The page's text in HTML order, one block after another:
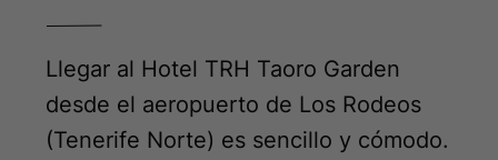
Llegar al Hotel TRH Taoro Garden
desde el aeropuerto de Los Rodeos
(Tenerife Norte) es sencillo y cómodo.